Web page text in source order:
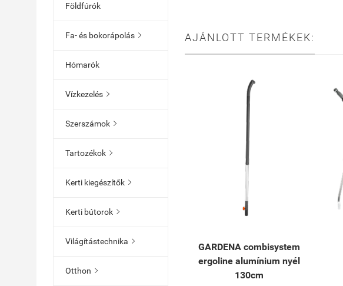
Földfúrók
Fa- és bokorápolás 
Hómarók
Vízkezelés 
Szerszámok 
Tartozékok 
Kerti kiegészítők 
Kerti bútorok 
Világítástechnika 
Otthon 
AJÁNLOTT TERMÉKEK:
GARDENA combisystem
ergoline alumínium nyél
130cm